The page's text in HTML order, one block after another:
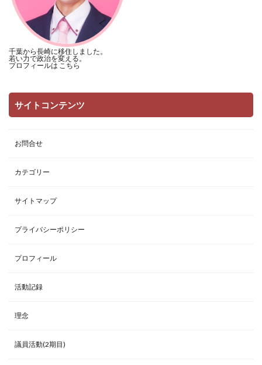
千葉から長崎に移住しました。
若い力で政治を変える。
プロフィールは こちら
サイトコンテンツ
お問合せ
カテゴリー
サイトマップ
プライバシーポリシー
プロフィール
活動記録
理念
議員活動(2期目)